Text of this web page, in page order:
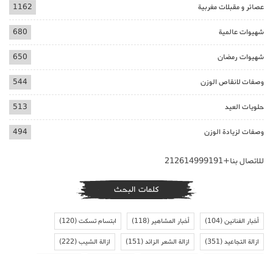
عصائر و مقبلات مغربية 1162
شهيوات عالمية 680
شهيوات رمضان 650
وصفات لانقاص الوزن 544
حلويات العيد 513
وصفات لزيادة الوزن 494
للاتصال بنا+212614999191
كلمات البحث
أخبار الفنانين(104) أخبار المشاهير(118) ابتسام تسكت(120)
ازالة التجاعيد(351) ازالة الشعر الزائد(151) ازالة الشيب(222)